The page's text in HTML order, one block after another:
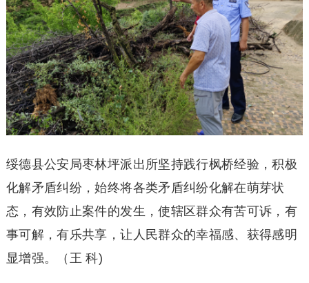
绥德县公安局枣林坪派出所坚持践行枫桥经验，积极
化解矛盾纠纷，始终将各类矛盾纠纷化解在萌芽状
态，有效防止案件的发生，使辖区群众有苦可诉，有
事可解，有乐共享，让人民群众的幸福感、获得感明
显增强。（王 科)